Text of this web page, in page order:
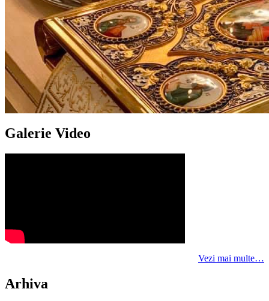
Galerie Video
Vezi mai multe…
Arhiva